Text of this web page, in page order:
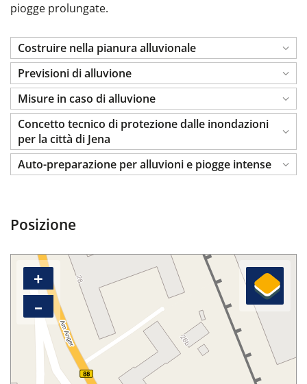
piogge prolungate.
Costruire nella pianura alluvionale
Previsioni di alluvione
Misure in caso di alluvione
Concetto tecnico di protezione dalle inondazioni
per la città di Jena
Auto-preparazione per alluvioni e piogge intense
Posizione
+
–